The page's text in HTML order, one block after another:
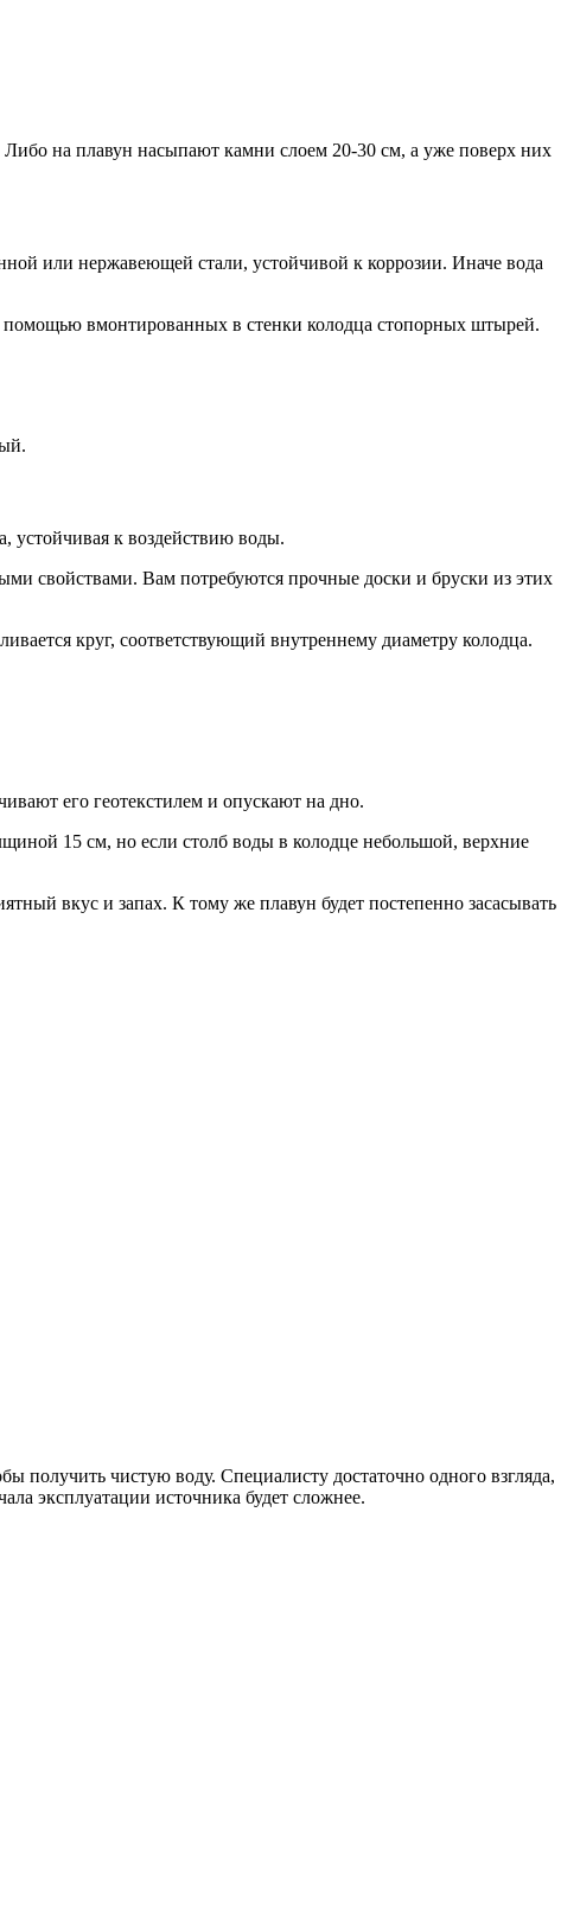
на плавун насыпают камни слоем 20-30 см, а уже поверх них
или нержавеющей стали, устойчивой к коррозии. Иначе вода
помощью вмонтированных в стенки колодца стопорных штырей.
устойчивая к воздействию воды.
свойствами. Вам потребуются прочные доски и бруски из этих
круг, соответствующий внутреннему диаметру колодца.
его геотекстилем и опускают на дно.
15 см, но если столб воды в колодце небольшой, верхние
вкус и запах. К тому же плавун будет постепенно засасывать
получить чистую воду. Специалисту достаточно одного взгляда,
эксплуатации источника будет сложнее.